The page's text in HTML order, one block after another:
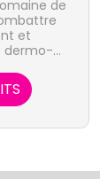
de
et
dermo-